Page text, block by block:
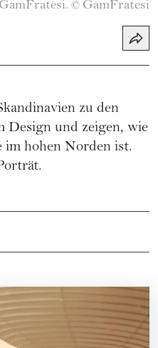
© GamFratesi
zu den
Design und zeigen, wie
im hohen Norden ist.